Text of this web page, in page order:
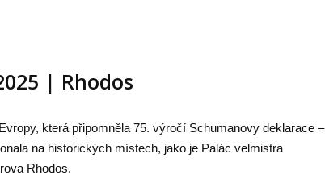
| Rhodos
která připomněla 75. výročí Schumanovy deklarace –
na historických místech, jako je Palác velmistra
Rhodos.